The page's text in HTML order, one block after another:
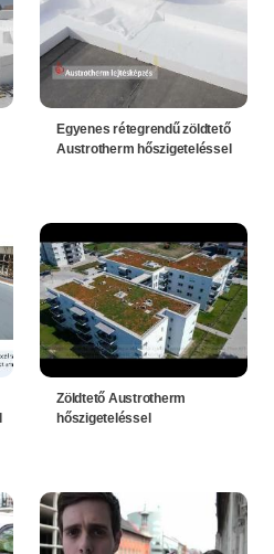
Egyenes rétegrendű zöldtető
Austrotherm hőszigeteléssel
Zöldtető Austrotherm
hőszigeteléssel